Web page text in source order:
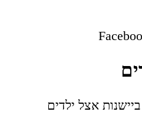
ביישנות אצל ילדים